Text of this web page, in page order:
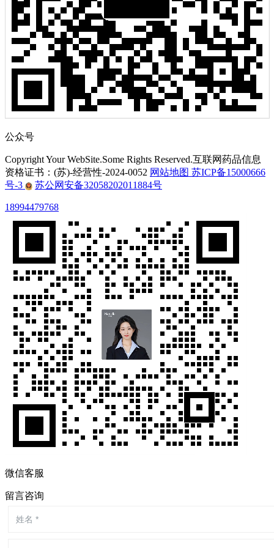
公众号
Copyright Your WebSite.Some Rights Reserved.互联网药品信息
资格证书：(苏)-经营性-2024-0052 网站地图 苏ICP备15000666
号-3
苏公网安备32058202011884号
18994479768
微信客服
留言咨询